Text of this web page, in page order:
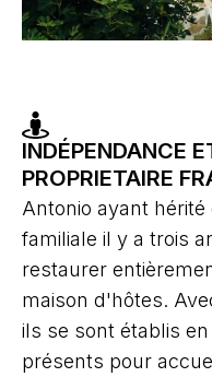
INDÉPENDANCE
PROPRIETAIRE
Antonio ayant
familiale il y a trois
restaurer
maison d'hôtes.
ils se sont établis
présents pour